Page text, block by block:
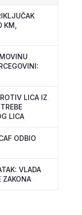
KM,
LICA IZ
LICA
ODBIO
VLADA
ZAKONA